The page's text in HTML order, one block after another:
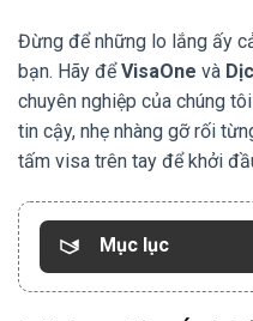
Đừng để những lo lắng ấy
bạn. Hãy đểVisaOne và
chuyên nghiệp của chúng
tin cậy, nhẹ nhàng gỡ rối
tấm visa trên tay để khởi
Mục lục